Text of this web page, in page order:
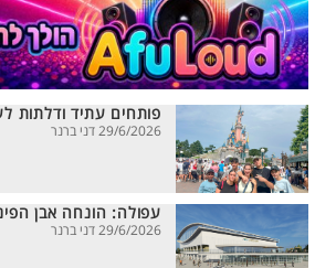
פותחים עתיד ודלתות
29/6/2026 דני ברנר
עפולה: הונחה אבן
29/6/2026 דני ברנר